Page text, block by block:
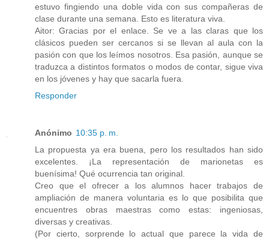
estuvo fingiendo una doble vida con sus compañeras de
clase durante una semana. Esto es literatura viva.
Aitor: Gracias por el enlace. Se ve a las claras que los
clásicos pueden ser cercanos si se llevan al aula con la
pasión con que los leímos nosotros. Esa pasión, aunque se
traduzca a distintos formatos o modos de contar, sigue viva
en los jóvenes y hay que sacarla fuera.
Responder
Anónimo 10:35 p. m.
La propuesta ya era buena, pero los resultados han sido
excelentes. ¡La representación de marionetas es
buenísima! Qué ocurrencia tan original.
Creo que el ofrecer a los alumnos hacer trabajos de
ampliación de manera voluntaria es lo que posibilita que
encuentres obras maestras como estas: ingeniosas,
diversas y creativas.
(Por cierto, sorprende lo actual que parece la vida de